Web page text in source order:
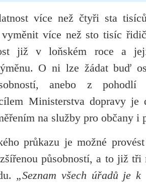
více než čtyři sta
více než sto tisíc
již v loňském roce a
O ni lze žádat buď
anebo z pohodlí
Ministerstva dopravy je
na služby pro občany i
průkazu je možné
působností, a to již tři
„Seznam všech úřadů je